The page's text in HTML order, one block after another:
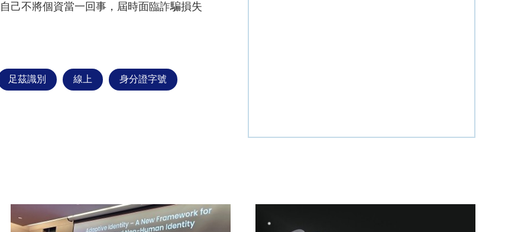
己不將個資當一回事，屆時面臨詐騙損失
足茲識別 線上 身分證字號